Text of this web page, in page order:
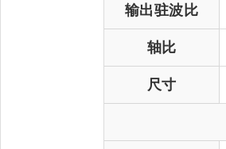
输出驻波比
轴比
尺寸